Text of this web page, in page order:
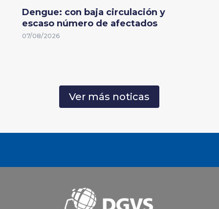
Dengue: con baja circulación y
escaso número de afectados
07/08/2026
Ver más noticas